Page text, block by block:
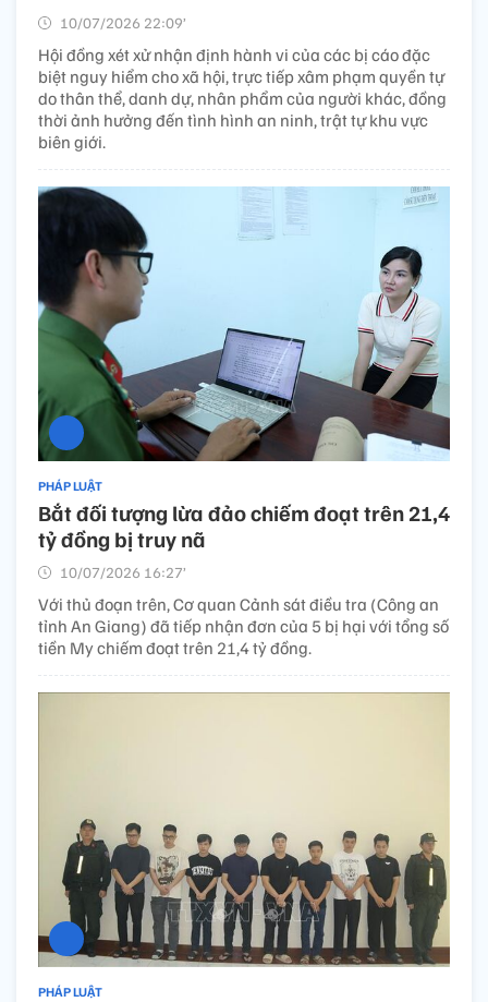
10/07/2026 22:09’
Hội đồng xét xử nhận định hành vi của các bị cáo đặc
biệt nguy hiểm cho xã hội, trực tiếp xâm phạm quyền tự
do thân thể, danh dự, nhân phẩm của người khác, đồng
thời ảnh hưởng đến tình hình an ninh, trật tự khu vực
biên giới.
PHÁP LUẬT
Bắt đối tượng lừa đảo chiếm đoạt trên 21,4
tỷ đồng bị truy nã
10/07/2026 16:27’
Với thủ đoạn trên, Cơ quan Cảnh sát điều tra (Công an
tỉnh An Giang) đã tiếp nhận đơn của 5 bị hại với tổng số
tiền My chiếm đoạt trên 21,4 tỷ đồng.
PHÁP LUẬT